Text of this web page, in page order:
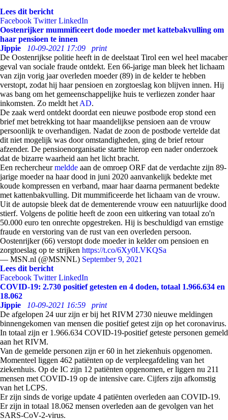
Lees dit bericht
Facebook Twitter LinkedIn
Oostenrijker mummificeert dode moeder met kattebakvulling om
haar pensioen te innen
Jippie
10-09-2021 17:09
print
De Oostenrijkse politie heeft in de deelstaat Tirol een wel heel macaber
geval van sociale fraude ontdekt. Een 66-jarige man bleek het lichaam
van zijn vorig jaar overleden moeder (89) in de kelder te hebben
verstopt, zodat hij haar pensioen en zorgtoeslag kon blijven innen. Hij
was bang om het gemeenschappelijke huis te verliezen zonder haar
inkomsten. Zo meldt het AD.
De zaak werd ontdekt doordat een nieuwe postbode erop stond een
brief met betrekking tot haar maandelijkse pensioen aan de vrouw
persoonlijk te overhandigen. Nadat de zoon de postbode vertelde dat
dit niet mogelijk was door omstandigheden, ging de brief retour
afzender. De pensioenorganisatie startte hierop een nader onderzoek
dat de bizarre waarheid aan het licht bracht.
Een rechercheurmeldde aan de omroep ORF dat de verdachte zijn 89-
jarige moeder na haar dood in juni 2020 aanvankelijk bedekte met
koude kompressen en verband, maar haar daarna permanent bedekte
met kattenbakvulling. Dit mummificeerde het lichaam van de vrouw.
Uit de autopsie bleek dat de dementerende vrouw een natuurlijke dood
stierf. Volgens de politie heeft de zoon een uitkering van totaal zo'n
50.000 euro ten onrechte opgestreken. Hij is beschuldigd van ernstige
fraude en verstoring van de rust van een overleden persoon.
Oostenrijker (66) verstopt dode moeder in kelder om pensioen en
zorgtoeslag op te strijken https://t.co/6Xy0LVKQSa
— MSN.nl (@MSNNL) September 9, 2021
Lees dit bericht
Facebook Twitter LinkedIn
COVID-19: 2.730 positief getesten en 4 doden, totaal 1.966.634 en
18.062
Jippie
10-09-2021 16:59
print
De afgelopen 24 uur zijn er bij het RIVM 2730 nieuwe meldingen
binnengekomen van mensen die positief getest zijn op het coronavirus.
In totaal zijn er 1.966.634 COVID-19-positief geteste personen gemeld
aan het RIVM.
Van de gemelde personen zijn er 60 in het ziekenhuis opgenomen.
Momenteel liggen 462 patiënten op de verpleegafdeling van het
ziekenhuis. Op de IC zijn 12 patiënten opgenomen, er liggen nu 211
mensen met COVID-19 op de intensive care. Cijfers zijn afkomstig
van het LCPS.
Er zijn sinds de vorige update 4 patiënten overleden aan COVID-19.
Er zijn in totaal 18.062 mensen overleden aan de gevolgen van het
SARS-CoV-2-virus.